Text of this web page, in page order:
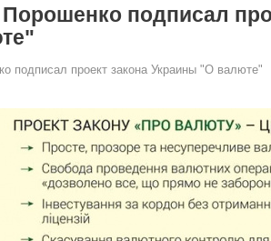
подписал
подписал проект закона Украины "О валюте"